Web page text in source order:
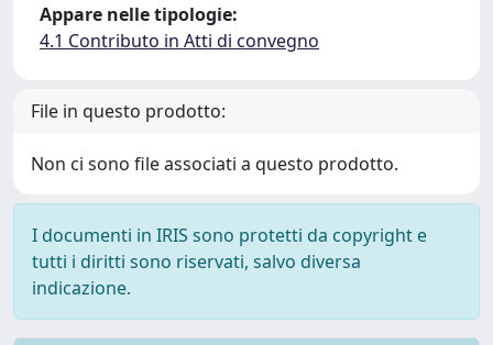
Appare nelle tipologie:
4.1 Contributo in Atti di convegno
File in questo prodotto:
Non ci sono file associati a questo prodotto.
I documenti in IRIS sono protetti da copyright e
tutti i diritti sono riservati, salvo diversa
indicazione.